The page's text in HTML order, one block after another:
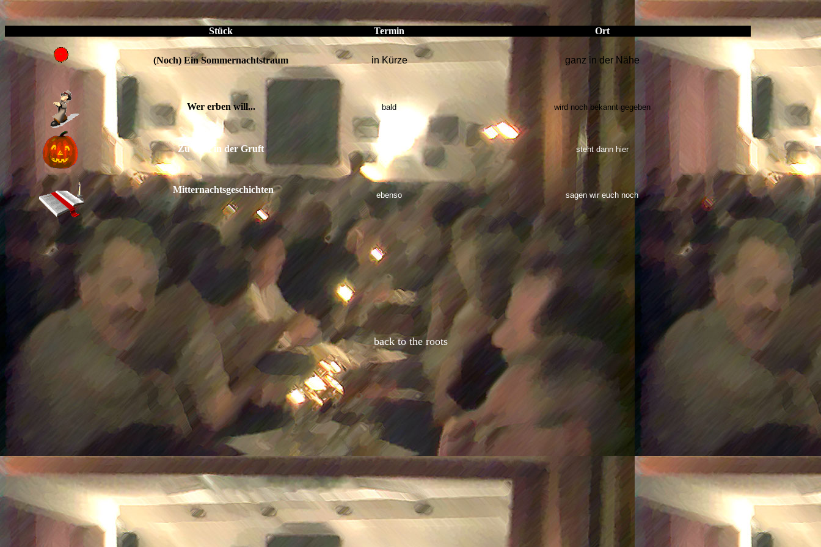
Stück Termin Ort
(Noch) Ein Sommernachtstraum in Kürze ganz in der Nähe
Wer erben will... bald wird noch bekannt gegeben
Zu Gast in der Gruft steht dann hier
Mitternachtsgeschichten
ebenso sagen wir euch noch
back to the roots